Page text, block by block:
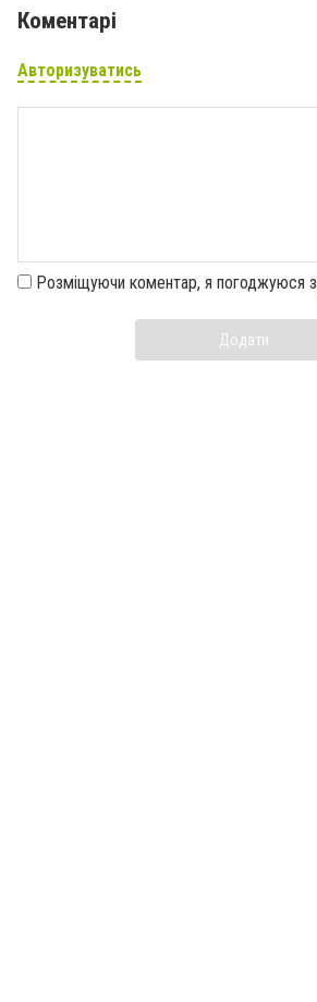
Коментарі
Авторизуватись
Розміщуючи коментар, я погоджуюся з
Додати